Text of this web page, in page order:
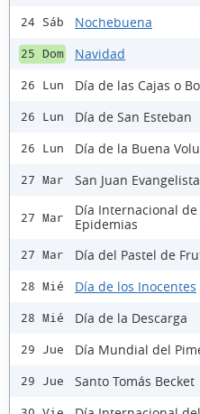
24 Sáb Nochebuena
25 Dom Navidad
26 Lun Día de las Cajas o
26 Lun Día de San Esteban
26 Lun Día de la Buena
27 Mar San Juan Evangelista
27 Mar
Día Internacional
Epidemias
27 Mar Día del Pastel de
28 Mié Día de los Inocentes
28 Mié Día de la Descarga
29 Jue Día Mundial del
29 Jue Santo Tomás Becket